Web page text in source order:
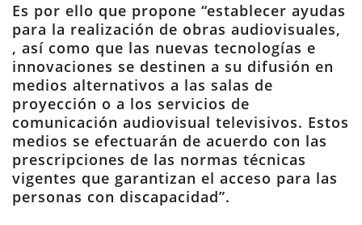
Es por ello que propone “establecer ayudas
para la realización de obras audiovisuales,
, así como que las nuevas tecnologías e
innovaciones se destinen a su difusión en
medios alternativos a las salas de
proyección o a los servicios de
comunicación audiovisual televisivos. Estos
medios se efectuarán de acuerdo con las
prescripciones de las normas técnicas
vigentes que garantizan el acceso para las
personas con discapacidad”.